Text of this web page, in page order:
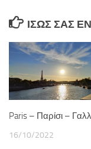
ΊΣΩΣ ΣΑΣ
Paris – Παρίσι –
16/10/2022